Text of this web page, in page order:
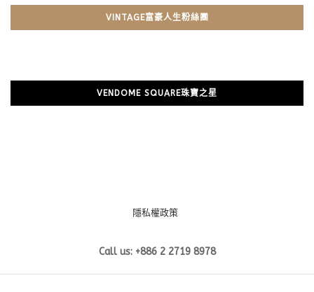
VINTAGE富豪人生粉絲團
VENDOME SQUARE珠寶之星
隱私權政策
Call us: +886 2 2719 8978